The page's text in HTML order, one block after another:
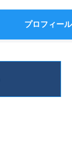
プロフィール